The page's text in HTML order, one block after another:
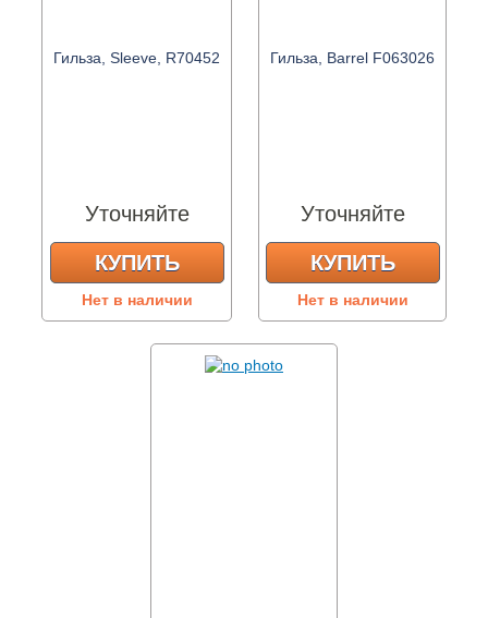
Гильза, Sleeve, R70452
Уточняйте
КУПИТЬ
Нет в наличии
Гильза, Barrel F063026
Уточняйте
КУПИТЬ
Нет в наличии